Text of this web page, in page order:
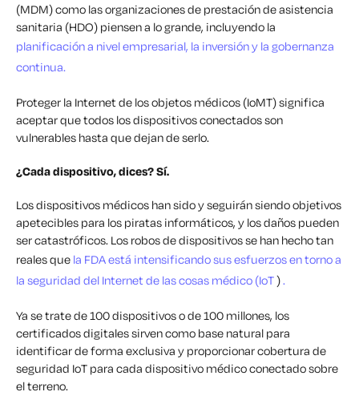
(MDM) como las organizaciones de prestación de asistencia
sanitaria (HDO) piensen a lo grande, incluyendo la
planificación a nivel empresarial, la inversión y la gobernanza
continua.
Proteger la Internet de los objetos médicos (IoMT) significa
aceptar que todos los dispositivos conectados son
vulnerables hasta que dejan de serlo.
¿Cada dispositivo, dices? Sí.
Los dispositivos médicos han sido y seguirán siendo objetivos
apetecibles para los piratas informáticos, y los daños pueden
ser catastróficos. Los robos de dispositivos se han hecho tan
reales que la FDA está intensificando sus esfuerzos en torno a
la seguridad del Internet de las cosas médico (IoT).
Ya se trate de 100 dispositivos o de 100 millones, los
certificados digitales sirven como base natural para
identificar de forma exclusiva y proporcionar cobertura de
seguridad IoT para cada dispositivo médico conectado sobre
el terreno.